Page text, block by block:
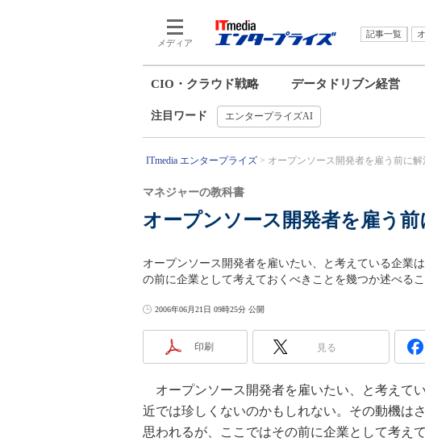
メディア
記事一覧
CIO・クラウド戦略 データドリブン経営
注目ワード エンタープライズAI
ITmedia エンタープライズ オープンソース開発者を雇う前に
オープンソース開発者を雇う
マネジャーの教科書
オープンソース開発者を雇いたい、と考えている企業
の前に企業として考えておくべきことを幾つか述べるこ
2006年06月21日 09時25分 公開
印刷 見る
オープンソース開発者を雇いたい、と考えて
近では珍しくないのかもしれない。その動機は
思われるが、ここではその前に企業として考え